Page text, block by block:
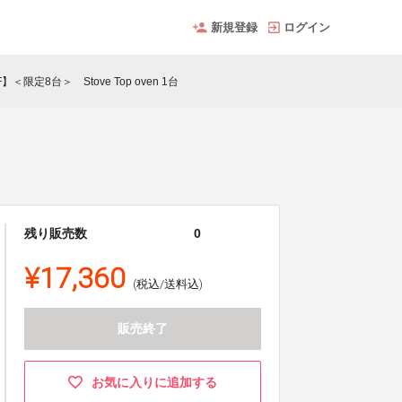
新規登録 ログイン
】＜限定8台＞ Stove Top oven 1台
残り販売数 0
¥17,360 (税込/送料込)
販売終了
お気に入りに追加する